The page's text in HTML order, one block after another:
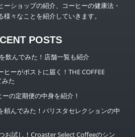
ショップの紹介、コーヒーの健康法・
々なことを紹介していきます。
POSTS
飲んでみた！店舗一覧も紹介
ーがポストに届く！THE COFFEE
みた
の定期便の中身を紹介！
頼んでみた！バリスタセレクションの中
お試し！Croaster Select Coffeeのシン